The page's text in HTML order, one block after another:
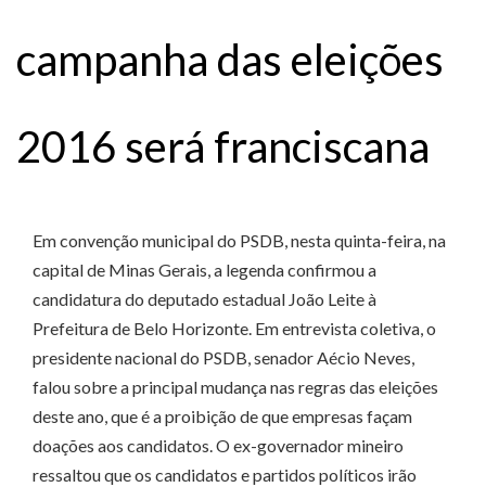
campanha das eleições
2016 será franciscana
Em convenção municipal do PSDB, nesta quinta-feira, na
capital de Minas Gerais, a legenda confirmou a
candidatura do deputado estadual João Leite à
Prefeitura de Belo Horizonte. Em entrevista coletiva, o
presidente nacional do PSDB, senador Aécio Neves,
falou sobre a principal mudança nas regras das eleições
deste ano, que é a proibição de que empresas façam
doações aos candidatos. O ex-governador mineiro
ressaltou que os candidatos e partidos políticos irão